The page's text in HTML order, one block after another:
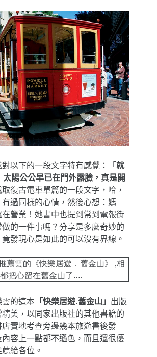
以下的一段文字特有感覺：「就
太陽公公早已在門外露臉，真是開
復古電車單篇的一段文字，哈，
過同樣的心情，然後心想：媽
營業！她書中也提到常到電報街
的一件事嗎？分享是多麼奇妙的
發現心是如此的可以沒有界線。
的這本 「快樂居遊.舊金山」 出版
美，以同家出版社的其他書籍的
實地考查旁邊幾本旅遊書後發
容上一點都不遜色，而且還很優
給各位。